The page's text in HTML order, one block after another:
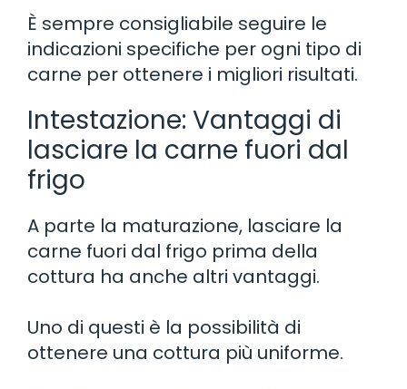
È sempre consigliabile seguire le
indicazioni specifiche per ogni tipo di
carne per ottenere i migliori risultati.
Intestazione: Vantaggi di
lasciare la carne fuori dal
frigo
A parte la maturazione, lasciare la
carne fuori dal frigo prima della
cottura ha anche altri vantaggi.
Uno di questi è la possibilità di
ottenere una cottura più uniforme.